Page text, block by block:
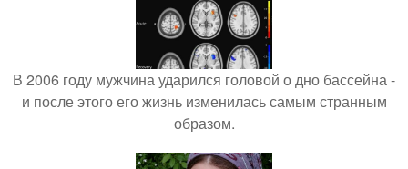
В 2006 году мужчина ударился головой о дно бассейна -
и после этого его жизнь изменилась самым странным
образом.